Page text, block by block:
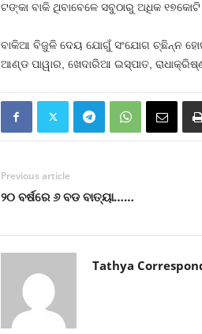
ଟଙ୍କା ବାକି ଥିବାବେଳେ ସବୁଠାରୁ ଅଧିକ
ବାକିଆ ବିଜୁଳି ଦେୟ ଯୋଗୁଁ ସଂଯୋଗ ଚ୍ଛିନ୍ନ
ଆଣ୍ଡ ପାୱାର, ଖେଦାରିଆ ଇସ୍ପାତ,
Previous article
୨୦ ବର୍ଷରେ ୬ ବଡ ବାତ୍ୟା……
Tathya